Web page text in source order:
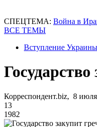
СПЕЦТЕМА: Война в
ВСЕ ТЕМЫ
Вступление
Государство
Корреспондент.biz, 8
13
1982